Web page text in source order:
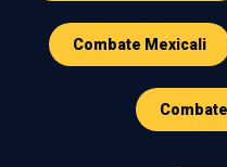
Combate Mexicali